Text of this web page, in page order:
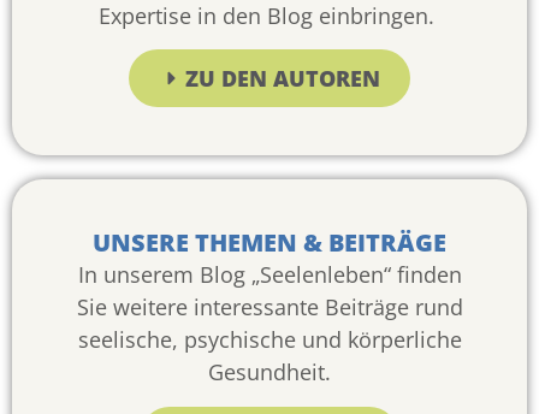
Expertise in den Blog einbringen.
ZU DEN AUTOREN
UNSERE THEMEN & BEITRÄGE
In unserem Blog „Seelenleben“ finden
Sie weitere interessante Beiträge rund
seelische, psychische und körperliche
Gesundheit.